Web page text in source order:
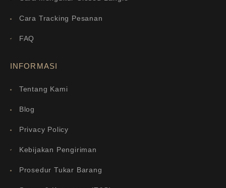
Cara Tracking Pesanan
FAQ
INFORMASI
Tentang Kami
Blog
Privacy Policy
Kebijakan Pengiriman
Prosedur Tukar Barang